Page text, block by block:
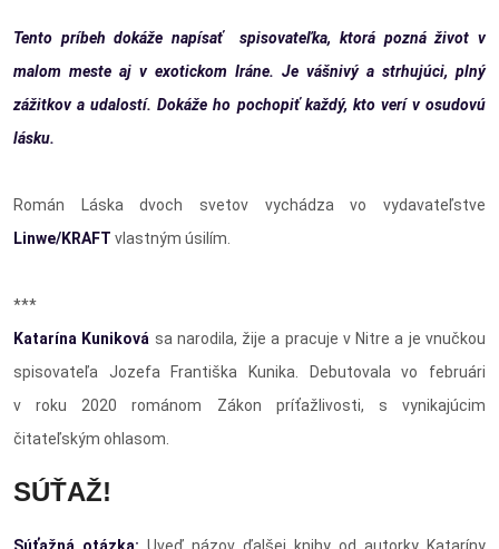
Tento príbeh dokáže napísať spisovateľka, ktorá pozná život v
malom meste aj v exotickom Iráne. Je vášnivý a strhujúci, plný
zážitkov a udalostí. Dokáže ho pochopiť každý, kto verí v osudovú
lásku.
Román Láska dvoch svetov vychádza vo vydavateľstve
Linwe/KRAFT vlastným úsilím.
***
Katarína Kuniková sa narodila, žije a pracuje v Nitre a je vnučkou
spisovateľa Jozefa Františka Kunika. Debutovala vo februári
v roku 2020 románom Zákon príťažlivosti, s vynikajúcim
čitateľským ohlasom.
SÚŤAŽ!
Súťažná otázka: Uveď názov ďalšej knihy od autorky Kataríny